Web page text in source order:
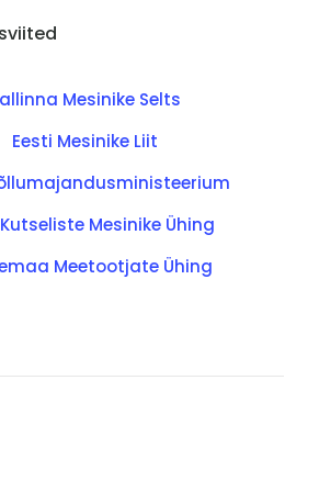
Mesinike Selts
Eesti Mesinike Liit
Mesinike Ühing
Meetootjate Ühing